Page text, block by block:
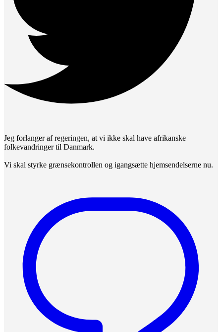
Jeg forlanger af regeringen, at vi ikke skal have afrikanske
folkevandringer til Danmark.
Vi skal styrke grænsekontrollen og igangsætte hjemsendelserne nu.